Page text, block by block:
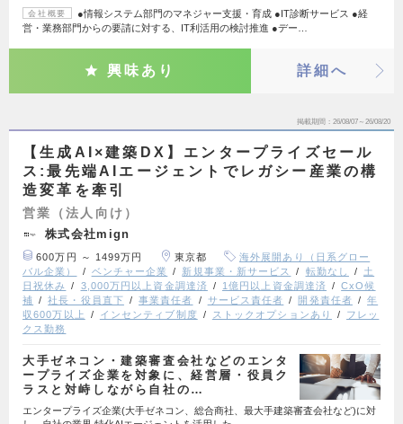
会社概要
●情報システム部門のマネジャー支援・育成 ●IT診断サービス ●経
営・業務部門からの要請に対する、IT利活用の検討推進 ●デー…
興味あり 詳細へ
掲載期間 26/08/07～26/08/20
【生成AI×建築DX】エンタープライズセール
ス:最先端AIエージェントでレガシー産業の構
造変革を牽引
営業（法人向け）
株式会社mign
600万円 ～ 1499万円 東京都
海外展開あり（日系グロー
バル企業）
ベンチャー企業 新規事業・新サービス 転勤なし
土
日祝休み
3,000万円以上資金調達済 1億円以上資金調達済
CxO候
補
社長・役員直下 事業責任者 サービス責任者 開発責任者
年
収600万以上
インセンティブ制度 ストックオプションあり
フレッ
クス勤務
大手ゼネコン・建築審査会社などのエンタ
ープライズ企業を対象に、経営層・役員ク
ラスと対峙しながら自社の…
エンタープライズ企業(大手ゼネコン、総合商社、最大手建築審査会社など)に対